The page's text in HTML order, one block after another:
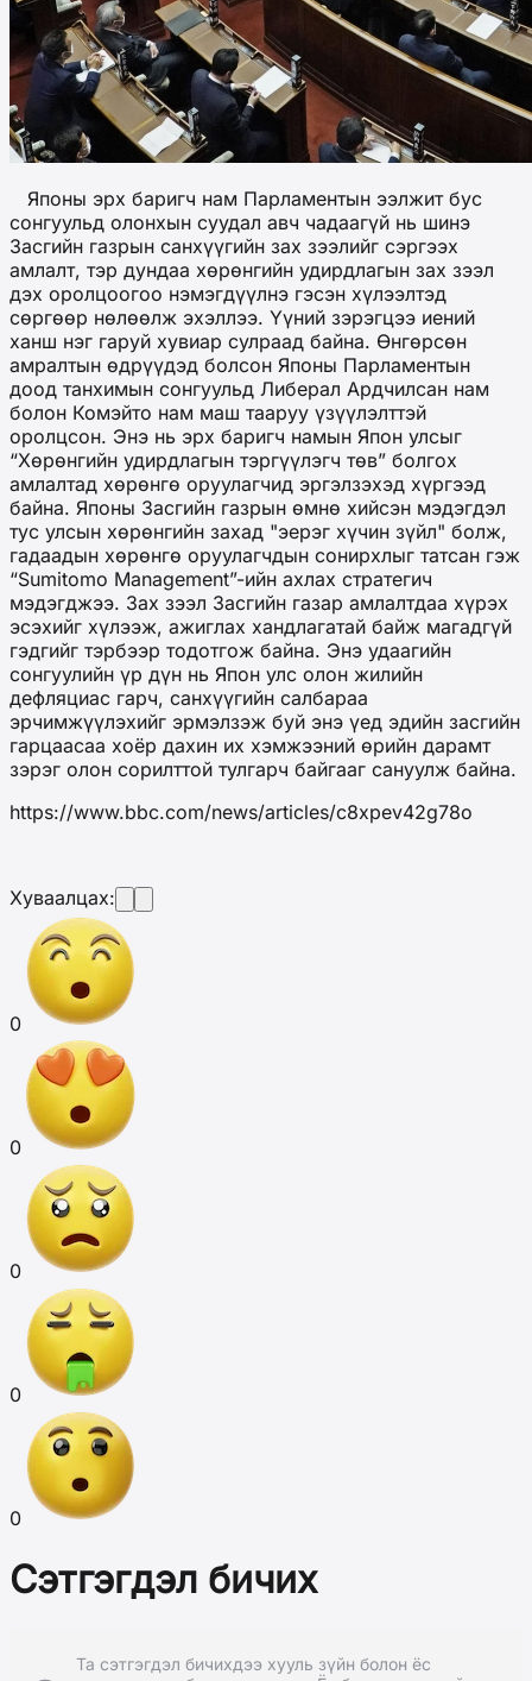
Японы эрх баригч нам Парламентын ээлжит бус
сонгуульд олонхын суудал авч чадаагүй нь шинэ
Засгийн газрын санхүүгийн зах зээлийг сэргээх
амлалт, тэр дундаа хөрөнгийн удирдлагын зах зээл
дэх оролцоогоо нэмэгдүүлнэ гэсэн хүлээлтэд
сөргөөр нөлөөлж эхэллээ. Үүний зэрэгцээ иений
ханш нэг гаруй хувиар сулраад байна. Өнгөрсөн
амралтын өдрүүдэд болсон Японы Парламентын
доод танхимын сонгуульд Либерал Ардчилсан нам
болон Комэйто нам маш тааруу үзүүлэлттэй
оролцсон. Энэ нь эрх баригч намын Япон улсыг
“Хөрөнгийн удирдлагын тэргүүлэгч төв” болгох
амлалтад хөрөнгө оруулагчид эргэлзэхэд хүргээд
байна. Японы Засгийн газрын өмнө хийсэн мэдэгдэл
тус улсын хөрөнгийн захад "эерэг хүчин зүйл" болж,
гадаадын хөрөнгө оруулагчдын сонирхлыг татсан гэж
“Sumitomo Management”-ийн ахлах стратегич
мэдэгджээ. Зах зээл Засгийн газар амлалтдаа хүрэх
эсэхийг хүлээж, ажиглах хандлагатай байж магадгүй
гэдгийг тэрбээр тодотгож байна. Энэ удаагийн
сонгуулийн үр дүн нь Япон улс олон жилийн
дефляциас гарч, санхүүгийн салбараа
эрчимжүүлэхийг эрмэлзэж буй энэ үед эдийн засгийн
гарцаасаа хоёр дахин их хэмжээний өрийн дарамт
зэрэг олон сорилттой тулгарч байгааг сануулж байна.
https://www.bbc.com/news/articles/c8xpev42g78o
Хуваалцах:
0
0
0
0
0
Сэтгэгдэл бичих
Та сэтгэгдэл бичихдээ хууль зүйн болон ёс